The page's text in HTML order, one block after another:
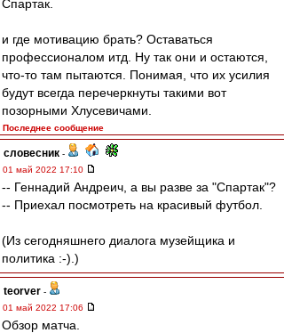
Спартак.
и где мотивацию брать? Оставаться
профессионалом итд. Ну так они и остаются,
что-то там пытаются. Понимая, что их усилия
будут всегда перечеркнуты такими вот
позорными Хлусевичами.
Последнее сообщение
словесник -
01 май 2022 17:10
-- Геннадий Андреич, а вы разве за "Спартак"?
-- Приехал посмотреть на красивый футбол.
(Из сегодняшнего диалога музейщика и
политика :-).)
teorver -
01 май 2022 17:06
Обзор матча.